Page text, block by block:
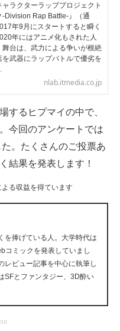
ラクターラッププロジェクト
-Division Rap Battle-』（通
年9月にスタートすると瞬く
年にはアニメ化もされた人
台は、武力による争いが根絶
武器にラップバトルで優劣を
nlab.itmedia.co.jp
するヒプマイの中で、
今回のアンケートでは
。たくさんのご投票あ
結果を発表します！
る収益を得ています
を捧げている人。大学時代は
コミックを発表していまし
レビュー記事を中心に執筆し
SFとファンタジー、3D酔い